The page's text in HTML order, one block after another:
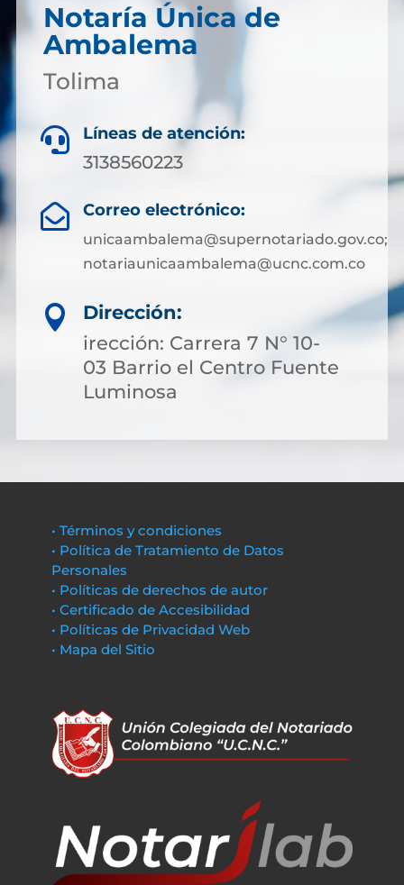
Notaría Única de
Ambalema
Tolima
 Líneas de atención:
3138560223
 Correo electrónico:
unicaambalema@supernotariado.gov.co;
notariaunicaambalema@ucnc.com.co

Dirección:
irección: Carrera 7 N° 10-
03 Barrio el Centro Fuente
Luminosa
• Términos y condiciones
• Política de Tratamiento de Datos
Personales
• Políticas de derechos de autor
• Certificado de Accesibilidad
• Políticas de Privacidad Web
• Mapa del Sitio